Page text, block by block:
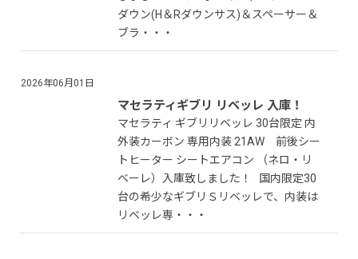
ダウン(H＆Rダウンサス)＆スペーサー＆
ブラ・・・
マセラティギブリ リベッレ 入庫！
マセラティ ギブリリベッレ 30台限定 内
外装カーボン 専用内装 21AW 前後シー
トヒーター シートエアコン （ネロ・リ
ベーレ）入庫致しました！ 国内限定30
台の希少なギブリＳリベッレで、内装は
リベッレ専・・・
2026年06月01日